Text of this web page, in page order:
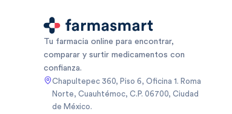
Tu farmacia online para encontrar,
comparar y surtir medicamentos con
confianza.
Chapultepec 360, Piso 6, Oficina 1. Roma
Norte, Cuauhtémoc, C.P. 06700, Ciudad
de México.